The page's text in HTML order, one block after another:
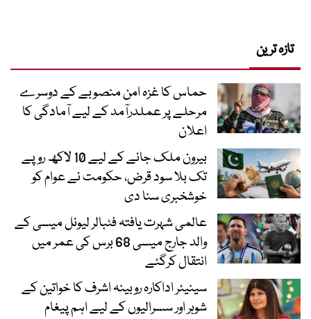
تازہ ترین
حماس کا غزہ امن منصوبے کے دوسرے
مرحلے پر عملدرآمد کے لیے آمادگی کا
اعلان
بیرون ملک جانے کے لیے 10 لاکھ روپے
تک بلا سود قرض، حکومت نے عوام کو
خوشخبری سنا دی
عالمی شہرت یافتہ فٹبالر لیونل میسی کے
والد جارج میسی 68 برس کی عمر میں
انتقال کرگئے
سینیئر اداکارہ روبینہ اشرف کا خواتین کے
شوہر اور سسرالیوں کے لیے اہم پیغام